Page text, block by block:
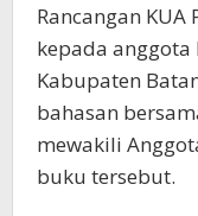
Rancangan KUA
kepada anggota
Kabupaten
bahasan
mewakili
buku tersebut.